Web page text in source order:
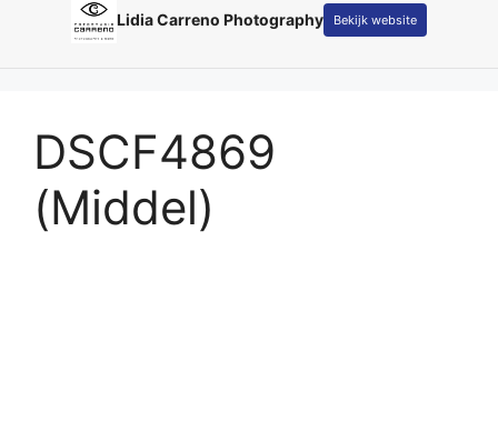
Lidia Carreno Photography Bekijk website
DSCF4869
(Middel)